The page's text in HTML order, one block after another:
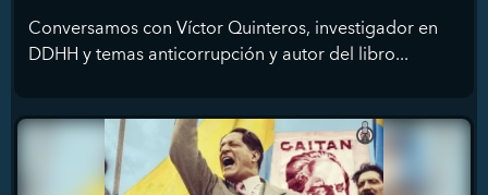
Conversamos con Víctor Quinteros, investigador en
DDHH y temas anticorrupción y autor del libro...